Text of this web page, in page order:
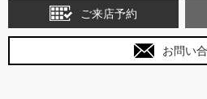
ご来店予約
お問い